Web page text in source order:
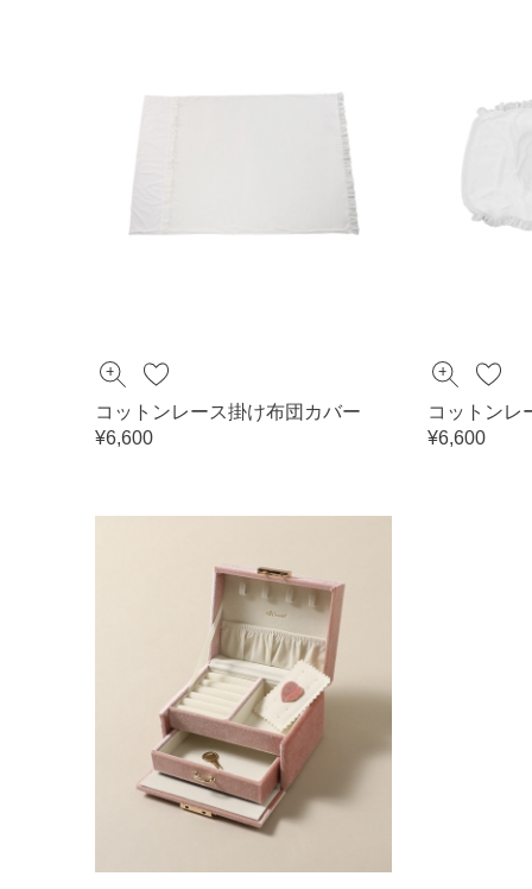
コットンレース掛け布団カバー
¥6,600
コットンレ
¥6,600